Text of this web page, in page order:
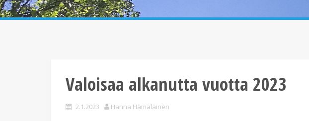
Valoisaa alkanutta vuotta 2023
2.1.2023 Hanna Hämäläinen